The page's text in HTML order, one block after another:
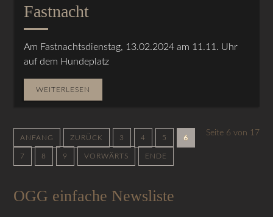
Fastnacht
Am Fastnachtsdienstag, 13.02.2024 am 11.11. Uhr
auf dem Hundeplatz
WEITERLESEN
Seite 6 von 17
ANFANG ZURÜCK 3 4 5 6
7 8 9 VORWÄRTS ENDE
OGG einfache Newsliste